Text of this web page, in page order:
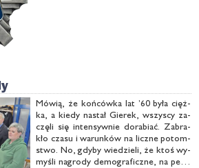
Mó­wią, że koń­ców­ka lat ’60 by­ła cięż­
ka, a kie­dy na­stał Gie­rek, wszy­scy za­
czę­li się in­ten­syw­nie do­ra­biać. Za­bra­
kło cza­su i wa­run­ków na licz­ne po­tom­
stwo. No, gdy­by wie­dzie­li, że ktoś wy­
my­śli na­gro­dy de­mo­gra­ficz­ne, na pew­